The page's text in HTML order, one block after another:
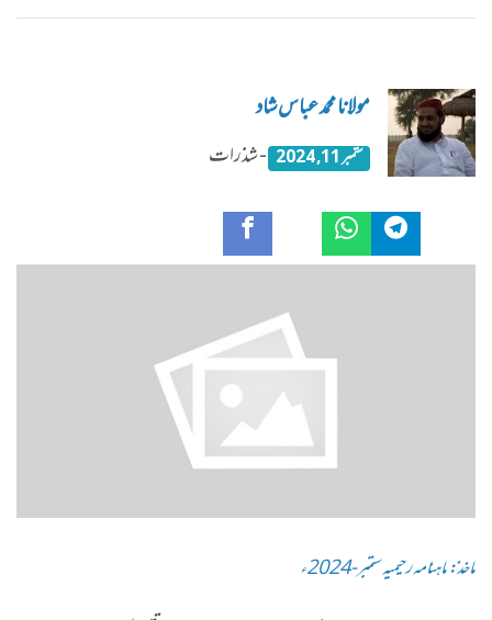
مولانا محمد عباس شاد
ستمبر 11, 2024 - شذرات
ماخذ: ماہنامہ رحیمیہ ستمبر-2024ء